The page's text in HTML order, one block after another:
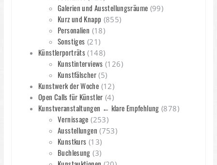
Galerien und Ausstellungsräume (99)
Kurz und Knapp (855)
Personalien (18)
Sonstiges (21)
Künstlerporträts (148)
Kunstinterviews (126)
Kunstfälscher(5)
Kunstwerk der Woche (12)
Open Calls für Künstler (4)
Kunstveranstaltungen ← klare Empfehlung (878)
Vernissage (253)
Ausstellungen (753)
Kunstkurs (13)
Buchlesung (3)